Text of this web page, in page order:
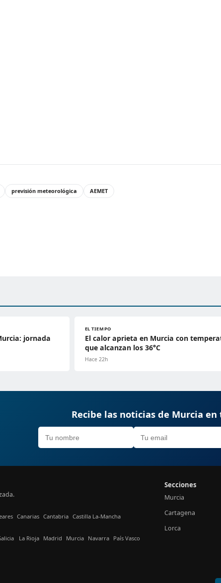
previsión meteorológica AEMET
jornada
EL TIEMPO
El calor aprieta en Murcia con
que alcanzan los 36°C
Hace 22h
Recibe las noticias de Murcia
Canarias Cantabria Castilla La-Mancha
La Rioja Madrid Murcia Navarra País Vasco
Secciones
Murcia
Cartagena
Lorca